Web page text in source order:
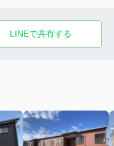
LINEで共有する